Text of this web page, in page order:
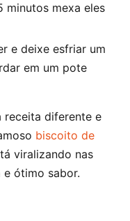
minutos mexa eles
e deixe esfriar um
em um pote
receita diferente e
biscoito de
viralizando nas
e ótimo sabor.